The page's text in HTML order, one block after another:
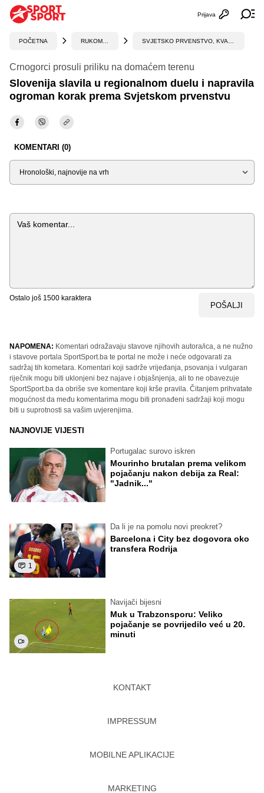
Otvori
Prijava
POČETNA
Crnogorci prosuli priliku na domaćem terenu
Slovenija slavila u regionalnom duelu i napravila
ogroman korak prema Svjetskom prvenstvu
KOMENTARI (0)
Sortiraj
Komentar
Ostalo još 1500 karaktera
POŠALJI
NAPOMENA: Komentari odražavaju stavove njihovih autora/ica, a ne nužno
i stavove portala SportSport.ba te portal ne može i neće odgovarati za
sadržaj tih kometara. Komentari koji sadrže vrijeđanja, psovanja i vulgaran
riječnik mogu biti uklonjeni bez najave i objašnjenja, ali to ne obavezuje
SportSport.ba da obriše sve komentare koji krše pravila. Čitanjem prihvatate
mogućnost da među komentarima mogu biti pronađeni sadržaji koji mogu
biti u suprotnosti sa vašim uvjerenjima.
NAJNOVIJE VIJESTI
Portugalac surovo iskren
Mourinho brutalan prema velikom
pojačanju nakon debija za Real:
"Jadnik..."
1
Da li je na pomolu novi preokret?
Barcelona i City bez dogovora oko
transfera Rodrija
Navijači bijesni
Muk u Trabzonsporu: Veliko
pojačanje se povrijedilo već u 20.
minuti
KONTAKT
IMPRESSUM
MOBILNE APLIKACIJE
MARKETING